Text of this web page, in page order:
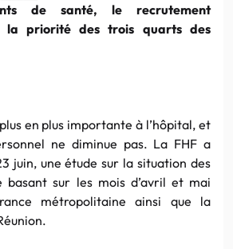
de santé, le recrutement
la priorité des trois quarts des
en plus importante à l’hôpital, et
ne diminue pas. La FHF a
juin, une étude sur la situation des
basant sur les mois d’avril et mai
métropolitaine ainsi que la